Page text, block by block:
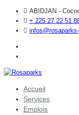
ABIDJAN -
+ 225 27 22 51
Accueil
Services
Emplois